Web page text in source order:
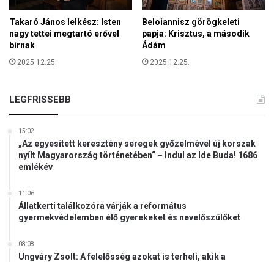
ó
d
j
n
Takaró János lelkész: Isten
nagy tettei megtartó erővel
bírnak
2025.12.25.
Beloiannisz görögkeleti
papja: Krisztus, a második
Ádám
2025.12.25.
LEGFRISSEBB
15:02
„Az egyesített keresztény seregek győzelmével új korszak
nyílt Magyarország történetében“ – Indul az Ide Buda! 1686
emlékév
11:06
Állatkerti találkozóra várják a református
gyermekvédelemben élő gyerekeket és nevelőszülőket
08:08
Ungváry Zsolt: A felelősség azokat is terheli, akik a